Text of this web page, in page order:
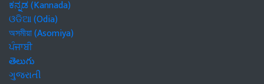
ಕನ್ನಡ (Kannada)
ଓଡିଆ (Odia)
অসমীয়া (Asomiya)
ਪੰਜਾਬੀ
తెలుగు
ગુજરાતી